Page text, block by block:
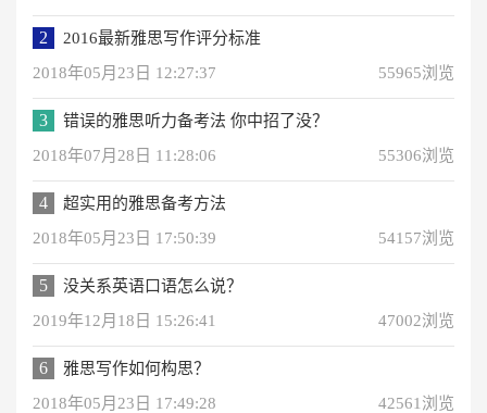
2
2016最新雅思写作评分标准
2018年05月23日 12:27:37
55965浏览
3
错误的雅思听力备考法 你中招了没？
2018年07月28日 11:28:06
55306浏览
4
超实用的雅思备考方法
2018年05月23日 17:50:39
54157浏览
5
没关系英语口语怎么说？
2019年12月18日 15:26:41
47002浏览
6
雅思写作如何构思？
2018年05月23日 17:49:28
42561浏览